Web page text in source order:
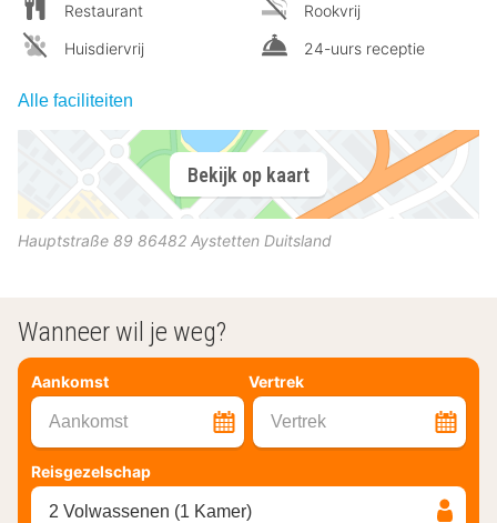
Restaurant
Huisdiervrij
Rookvrij
24-uurs receptie
Alle faciliteiten
Bekijk op kaart
Hauptstraße 89 86482 Aystetten Duitsland
Wanneer wil je weg?
Aankomst Vertrek
Aankomst Vertrek
Reisgezelschap
2 Volwassenen (1 Kamer)